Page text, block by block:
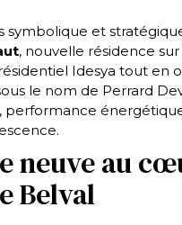
symbolique et
, nouvelle résidence
Idesya tout en
le nom de Perrard
performance
neuve au
Belval